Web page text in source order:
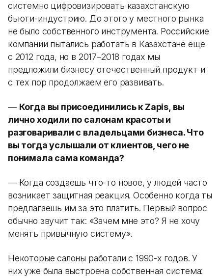
системно цифровизировать казахстанскую
бьюти-индустрию. До этого у местного рынка
не было собственного инструмента. Российские
компании пытались работать в Казахстане еще
с 2012 года, но в 2017–2018 годах мы
предложили бизнесу отечественный продукт и
с тех пор продолжаем его развивать.
— Когда вы присоединились к Zapis, вы
лично ходили по салонам красоты и
разговаривали с владельцами бизнеса. Что
вы тогда услышали от клиентов, чего не
понимала сама команда?
— Когда создаешь что-то новое, у людей часто
возникает защитная реакция. Особенно когда ты
предлагаешь им за это платить. Первый вопрос
обычно звучит так: «Зачем мне это? Я не хочу
менять привычную систему».
Некоторые салоны работали с 1990-х годов. У
них уже была выстроена собственная система: